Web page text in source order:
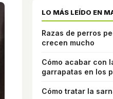
LO MÁS LEÍDO EN
Razas de perros
crecen mucho
Cómo acabar con
garrapatas en los
Cómo tratar la